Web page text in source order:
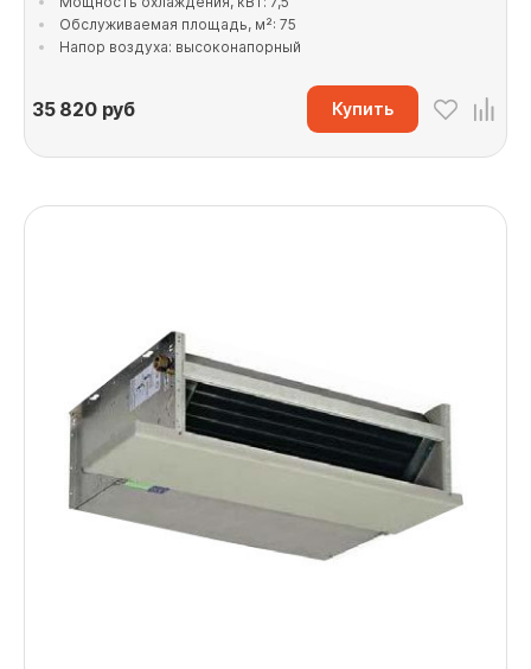
Обслуживаемая площадь, м²: 75
Напор воздуха: высоконапорный
35 820руб Купить